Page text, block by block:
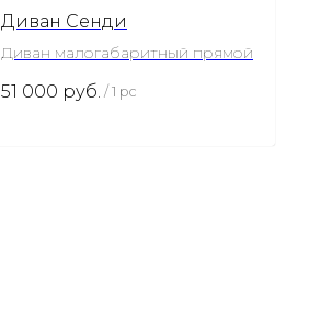
Диван Сенди
Диван малогабаритный прямой
51 000 руб. / 1 pc